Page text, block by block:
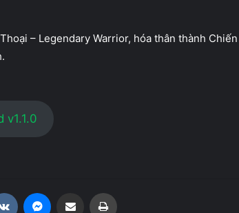
– Legendary Warrior, hóa thân thành Chiến
v1.1.0
VKontakteMessenger
Share via Email